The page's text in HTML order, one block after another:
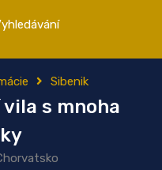
Sibenik
s mnoha